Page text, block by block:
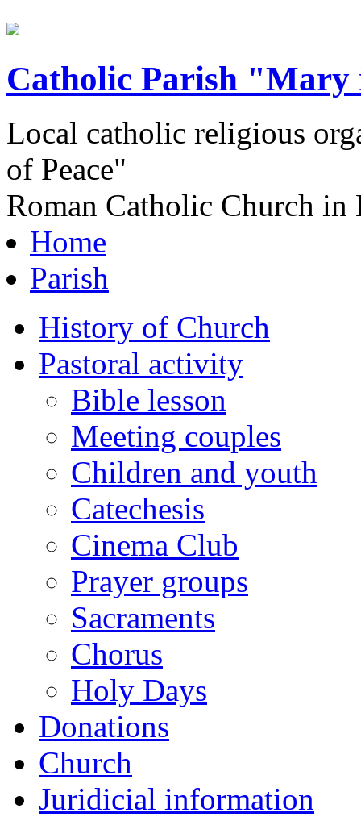
Catholic Parish "Mary
Local catholic religious
of Peace"
Roman Catholic Church in
Home
Parish
History of Church
Pastoral activity
Bible lesson
Meeting couples
Children and youth
Catechesis
Cinema Club
Prayer groups
Sacraments
Chorus
Holy Days
Donations
Church
Juridicial information